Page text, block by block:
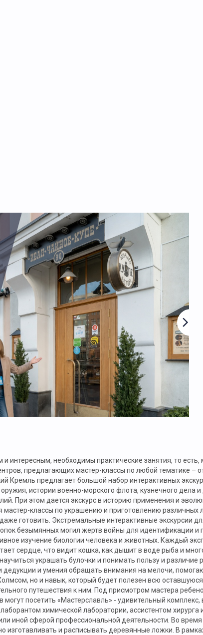
интересным, необходимы практические занятия, то
предлагающих мастер-классы по любой тематике –
Кремль предлагает большой набор интерактивных
истории военно-морского флота, кузнечного дела
При этом дается экскурс в историю применения и
классы по украшению и приготовлению различных
готовить. Экстремальные интерактивные экскурсии
безымянных могил жертв войны для идентификации
изучение биологии человека и животных. Каждый
сердце, что видит кошка, как дышит в воде рыба и
украшать булочки и понимать пользу и
и умения обращать внимания на мелочи,
но и навык, который будет полезен всю
путешествия к ним. Под присмотром мастера
посетить «Мастерславль» - удивительный
химической лаборатории, ассистентом хирурга
иной сферой профессиональной деятельности. Во
и расписывать деревянные ложки. В